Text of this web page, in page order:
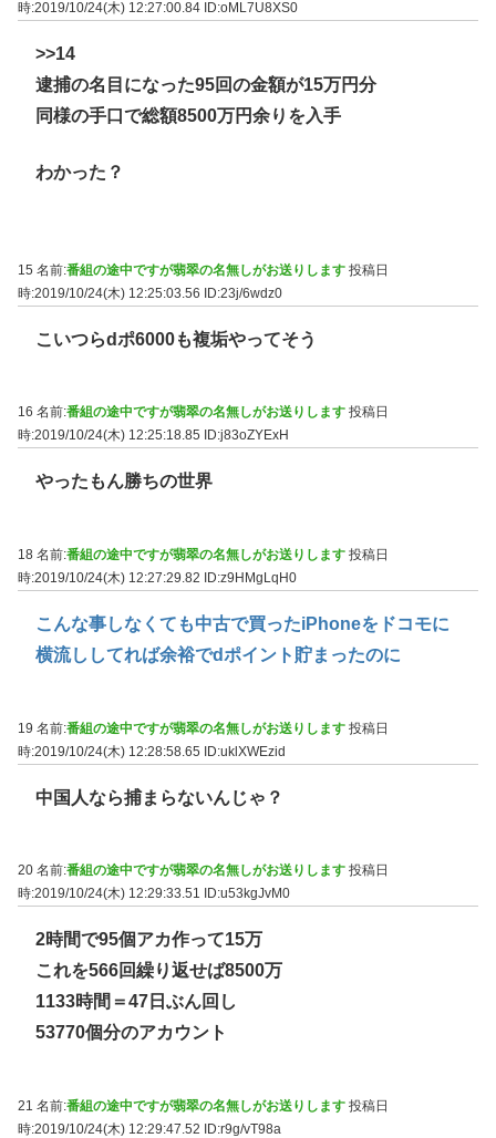
時:2019/10/24(木) 12:27:00.84 ID:oML7U8XS0
>>14
逮捕の名目になった95回の金額が15万円分
同様の手口で総額8500万円余りを入手
わかった？
15 名前:番組の途中ですが翡翠の名無しがお送りします 投稿日
時:2019/10/24(木) 12:25:03.56 ID:23j/6wdz0
こいつらdポ6000も複垢やってそう
16 名前:番組の途中ですが翡翠の名無しがお送りします 投稿日
時:2019/10/24(木) 12:25:18.85
ID:j83oZYExH
やったもん勝ちの世界
18 名前:番組の途中ですが翡翠の名無しがお送りします 投稿日
時:2019/10/24(木) 12:27:29.82
ID:z9HMgLqH0
こんな事しなくても中古で買ったiPhoneをドコモに
横流ししてれば余裕でdポイント貯まったのに
19 名前:番組の途中ですが翡翠の名無しがお送りします 投稿日
時:2019/10/24(木) 12:28:58.65 ID:uklXWEzid
中国人なら捕まらないんじゃ？
20 名前:番組の途中ですが翡翠の名無しがお送りします 投稿日
時:2019/10/24(木) 12:29:33.51
ID:u53kgJvM0
2時間で95個アカ作って15万
これを566回繰り返せば8500万
1133時間＝47日ぶん回し
53770個分のアカウント
21 名前:番組の途中ですが翡翠の名無しがお送りします 投稿日
時:2019/10/24(木) 12:29:47.52 ID:r9g/vT98a